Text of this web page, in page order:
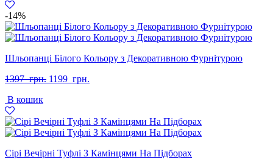
-14%
Шльопанці Білого Кольору з Декоративною Фурнітурою
1397 грн. Оригінальна
1199 грн.
В кошик
Сірі Вечірні Туфлі З Камінцями На Підборах